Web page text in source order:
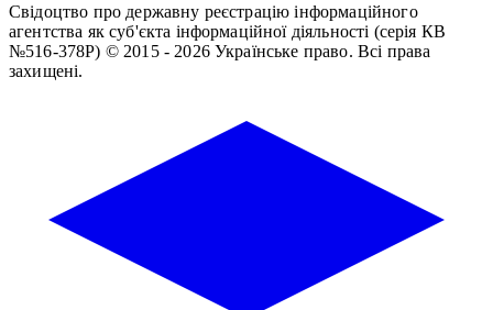
Свідоцтво про державну реєстрацію інформаційного
агентства як суб'єкта інформаційної діяльності (серія КВ
№516-378Р) © 2015 - 2026 Українське право. Всі права
захищені.